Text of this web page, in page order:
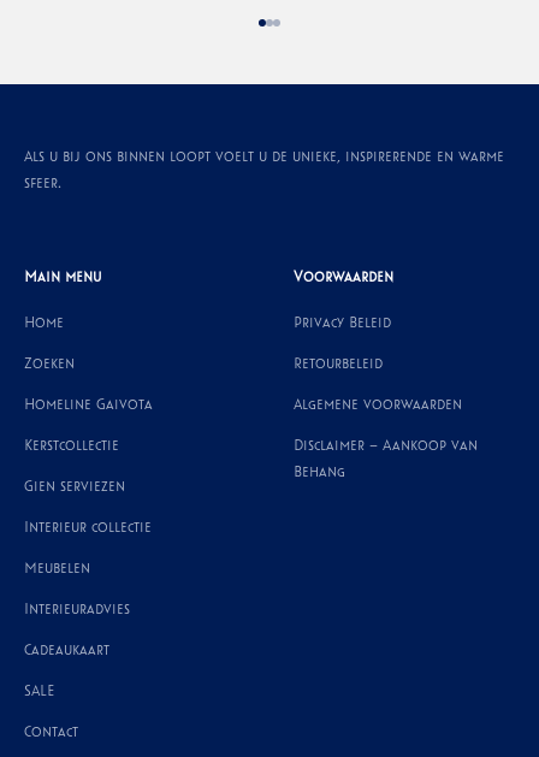
Als u bij ons binnen loopt voelt u de unieke, inspirerende en warme
sfeer.
Main menu
Home
Zoeken
Homeline Gaivota
Kerstcollectie
Gien serviezen
Interieur collectie
Meubelen
Interieuradvies
Cadeaukaart
SALE
Contact
Voorwaarden
Privacy Beleid
Retourbeleid
Algemene voorwaarden
Disclaimer – Aankoop van
Behang